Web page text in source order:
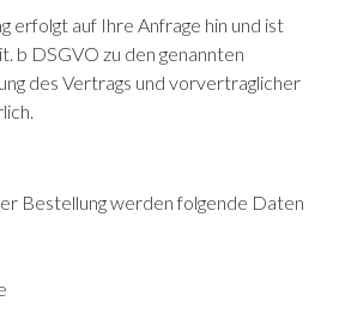
erfolgt auf Ihre Anfrage hin und ist
b DSGVO zu den genannten
des Vertrags und vorvertraglicher
Bestellung werden folgende Daten